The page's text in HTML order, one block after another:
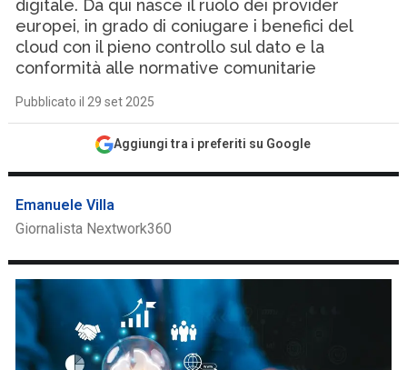
digitale. Da qui nasce il ruolo dei provider
europei, in grado di coniugare i benefici del
cloud con il pieno controllo sul dato e la
conformità alle normative comunitarie
Pubblicato il 29 set 2025
Aggiungi tra i preferiti su Google
Emanuele Villa
Giornalista Nextwork360